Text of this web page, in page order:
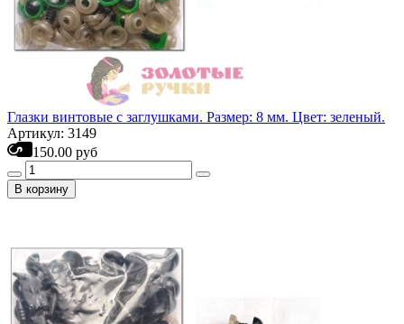
Глазки винтовые с заглушками. Размер: 8 мм. Цвет: зеленый.
Артикул: 3149
150.00 руб
В корзину